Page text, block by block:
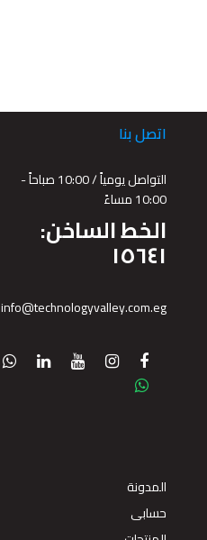
اتصل بنا
التواصل يومياً / 10:00 صباحاً -
10:00 مساءً
الخط الساخن:
١٥٦٤١
info@technologyvalley.com.eg
المدونة
حسابى